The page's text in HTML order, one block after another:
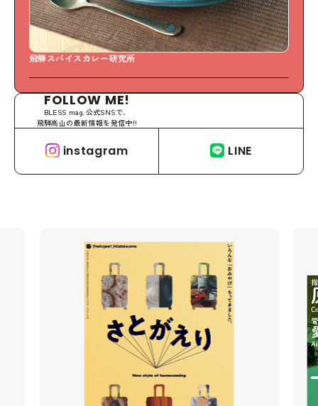
飛騨スパイスカレー研究所
FOLLOW ME!
BLESS mag.公式SNSで、
飛騨高山の最新情報を発信中!!
instagram LINE